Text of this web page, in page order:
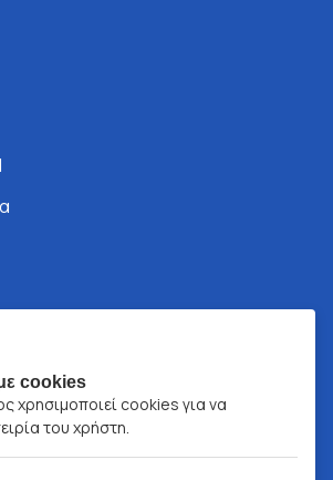
cookies
χρησιμοποιεί cookies για να
του χρήστη.